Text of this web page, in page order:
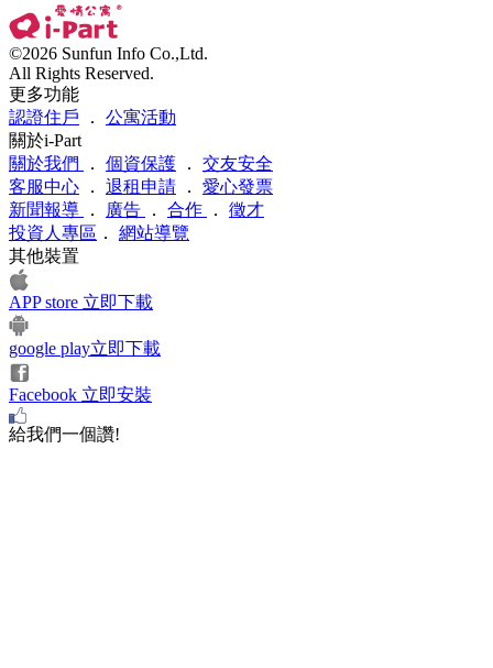
©2026 Sunfun Info Co.,Ltd.
All Rights Reserved.
更多功能
認證住戶 ． 公寓活動
關於i-Part
關於我們
． 個資保護 ． 交友安全
客服中心 ． 退租申請 ． 愛心發票
新聞報導
． 廣告 ． 合作 ． 徵才
投資人專區 ． 網站導覽
其他裝置
APP store 立即下載
google play立即下載
Facebook 立即安裝
給我們一個讚!